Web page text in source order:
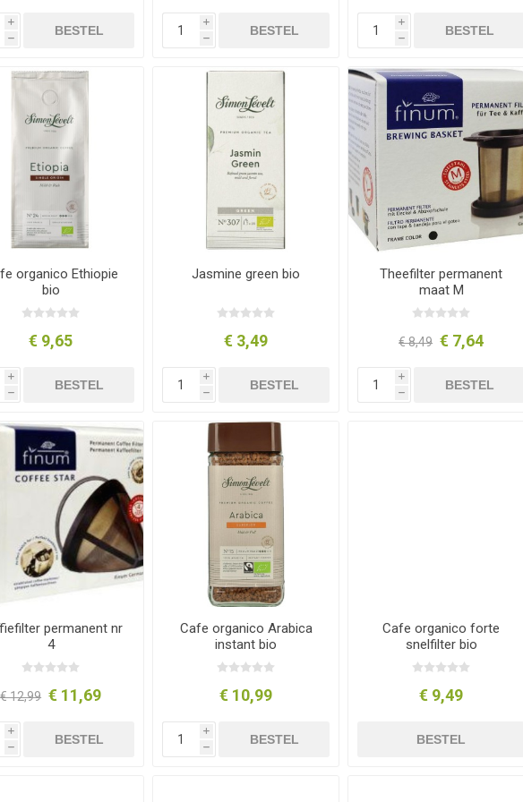
i
h
BESTEL
i
h
BESTEL
i
h
BESTEL
organico Ethiopie
bio
€ 9,65
i
h
BESTEL
Jasmine green bio
€ 3,49
i
h
BESTEL
Theefilter permanent
maat M
€ 8,49 € 7,64
i
h
BESTEL
permanent nr
4
€ 12,99 € 11,69
i
h
BESTEL
Cafe organico Arabica
instant bio
€ 10,99
i
h
BESTEL
Cafe organico forte
snelfilter bio
€ 9,49
BESTEL